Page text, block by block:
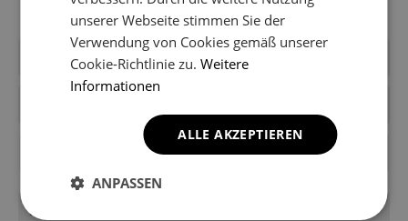
erhalten.
unserer Webseite stimmen Sie der
Verwendung von Cookies gemäß unserer
Cookie-Richtlinie zu.Weitere
Informationen
ALLE AKZEPTIEREN
ANPASSEN